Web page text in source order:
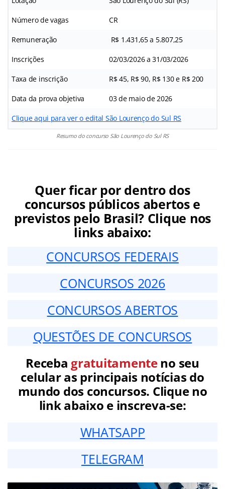
Número de vagas CR
Remuneração R$ 1.431,65 a 5.807,25
Inscrições 02/03/2026 a 31/03/2026
Taxa de inscrição R$ 45, R$ 90, R$ 130 e R$ 200
Data da prova objetiva 03 de maio de 2026
Clique aqui para ver o edital São Lourenço do Sul RS
Resumo do concurso São Lourenço do Sul RS
Quer ficar por dentro dos
concursos públicos abertos e
previstos pelo Brasil? Clique nos
links abaixo:
CONCURSOS FEDERAIS
CONCURSOS 2026
CONCURSOS ABERTOS
QUESTÕES DE CONCURSOS
Receba gratuitamenteno seu
celular as principais notícias do
mundo dos concursos. Clique no
link abaixo e inscreva-se:
WHATSAPP
TELEGRAM